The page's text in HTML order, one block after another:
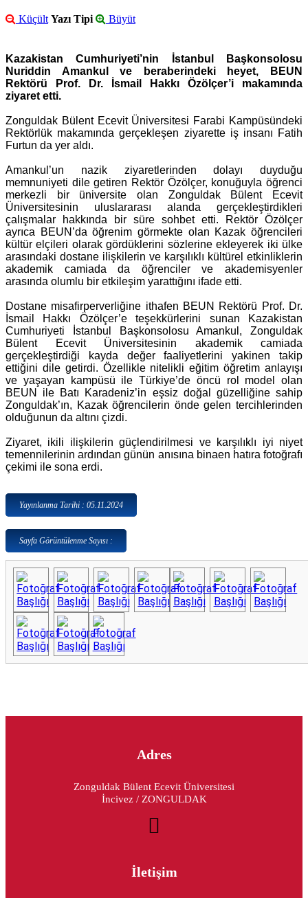
Küçült Yazı Tipi Büyüt
Kazakistan Cumhuriyeti’nin İstanbul Başkonsolosu
Nuriddin Amankul ve beraberindeki heyet, BEUN
Rektörü Prof. Dr. İsmail Hakkı Özölçer’i makamında
ziyaret etti.
Zonguldak Bülent Ecevit Üniversitesi Farabi Kampüsündeki
Rektörlük makamında gerçekleşen ziyarette iş insanı Fatih
Furtun da yer aldı.
Amankul’un nazik ziyaretlerinden dolayı duyduğu
memnuniyeti dile getiren Rektör Özölçer, konuğuyla öğrenci
merkezli bir üniversite olan Zonguldak Bülent Ecevit
Üniversitesinin uluslararası alanda gerçekleştirdikleri
çalışmalar hakkında bir süre sohbet etti. Rektör Özölçer
ayrıca BEUN’da öğrenim görmekte olan Kazak öğrencileri
kültür elçileri olarak gördüklerini sözlerine ekleyerek iki ülke
arasındaki dostane ilişkilerin ve karşılıklı kültürel etkinliklerin
akademik camiada da öğrenciler ve akademisyenler
arasında olumlu bir etkileşim yarattığını ifade etti.
Dostane misafirperverliğine ithafen BEUN Rektörü Prof. Dr.
İsmail Hakkı Özölçer’e teşekkürlerini sunan Kazakistan
Cumhuriyeti İstanbul Başkonsolosu Amankul, Zonguldak
Bülent Ecevit Üniversitesinin akademik camiada
gerçekleştirdiği kayda değer faaliyetlerini yakinen takip
ettiğini dile getirdi. Özellikle nitelikli eğitim öğretim anlayışı
ve yaşayan kampüsü ile Türkiye’de öncü rol model olan
BEUN ile Batı Karadeniz’in eşsiz doğal güzelliğine sahip
Zonguldak’ın, Kazak öğrencilerin önde gelen tercihlerinden
olduğunun da altını çizdi.
Ziyaret, ikili ilişkilerin güçlendirilmesi ve karşılıklı iyi niyet
temennilerinin ardından günün anısına binaen hatıra fotoğrafı
çekimi ile sona erdi.
Yayınlanma Tarihi : 05.11.2024
Sayfa Görüntülenme Sayısı :
Adres
Zonguldak Bülent Ecevit Üniversitesi
İncivez / ZONGULDAK
İletişim